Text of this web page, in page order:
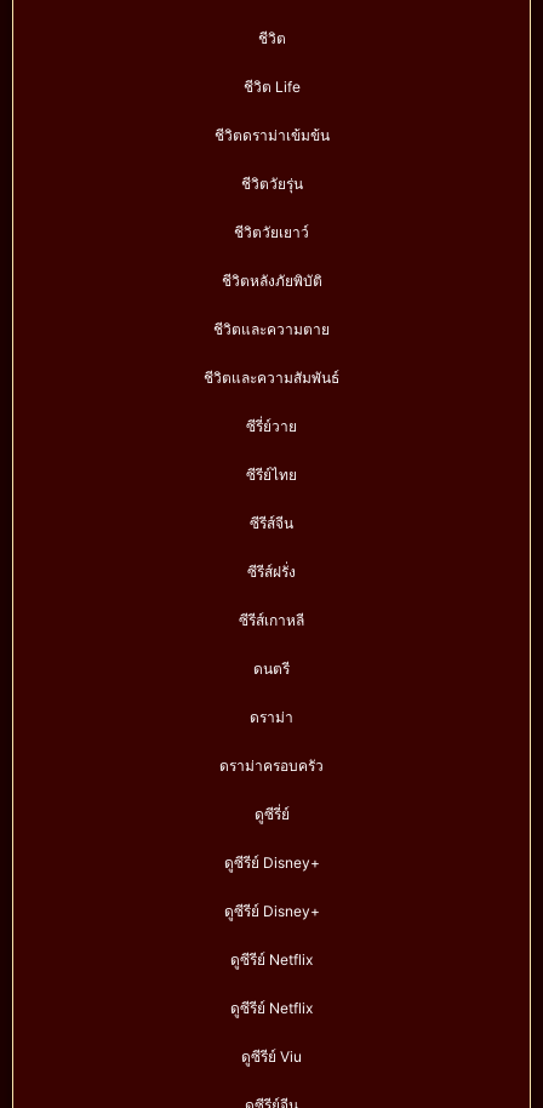
ชีวิต
ชีวิต Life
ชีวิตดราม่าเข้มข้น
ชีวิตวัยรุ่น
ชีวิตวัยเยาว์
ชีวิตหลังภัยพิบัติ
ชีวิตและความตาย
ชีวิตและความสัมพันธ์
ซีรี่ย์วาย
ซีรีย์ไทย
ซีรีส์จีน
ซีรีส์ฝรั่ง
ซีรีส์เกาหลี
ดนตรี
ดราม่า
ดราม่าครอบครัว
ดูซีรี่ย์
ดูซีรีย์ Disney+
ดูซีรีย์ Disney+
ดูซีรีย์ Netflix
ดูซีรีย์ Netflix
ดูซีรีย์ Viu